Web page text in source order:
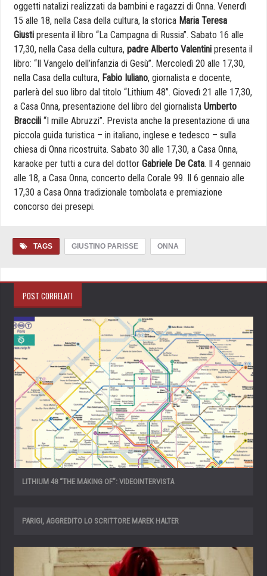
oggetti natalizi realizzati da bambini e ragazzi di Onna. Venerdì
15 alle 18, nella Casa della cultura, la storica Maria Teresa
Giusti presenta il libro “La Campagna di Russia”. Sabato 16 alle
17,30, nella Casa della cultura, padre Alberto Valentini presenta il
libro: “Il Vangelo dell’infanzia di Gesù”. Mercoledì 20 alle 17,30,
nella Casa della cultura, Fabio Iuliano, giornalista e docente,
parlerà del suo libro dal titolo “Lithium 48”. Giovedì 21 alle 17,30,
a Casa Onna, presentazione del libro del giornalista Umberto
Braccili “I mille Abruzzi”. Prevista anche la presentazione di una
piccola guida turistica – in italiano, inglese e tedesco – sulla
chiesa di Onna ricostruita. Sabato 30 alle 17,30, a Casa Onna,
karaoke per tutti a cura del dottor Gabriele De Cata. Il 4 gennaio
alle 18, a Casa Onna, concerto della Corale 99. Il 6 gennaio alle
17,30 a Casa Onna tradizionale tombolata e premiazione
concorso dei presepi.
TAGS GIUSTINO PARISSE ONNA
POST CORRELATI
LITHIUM 48 “THE MAKING OF”: VIDEOINTERVISTA
PARIGI, AGGREDITO LO SCRITTORE MAREK HALTER